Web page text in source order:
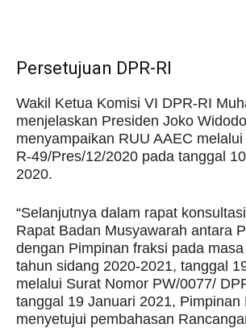
Persetujuan DPR-RI
Wakil Ketua Komisi VI DPR-RI
menjelaskan Presiden Joko
menyampaikan RUU AAEC
R-49/Pres/12/2020 pada tanggal
2020.
“Selanjutnya dalam rapat
Rapat Badan Musyawarah antara
dengan Pimpinan fraksi pada
tahun sidang 2020-2021, tanggal
melalui Surat Nomor PW/0077/
tanggal 19 Januari 2021, Pimpinan
menyetujui pembahasan